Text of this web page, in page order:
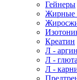
Гейнеры
Жирные
Креатин
Л -
Л -
Л -